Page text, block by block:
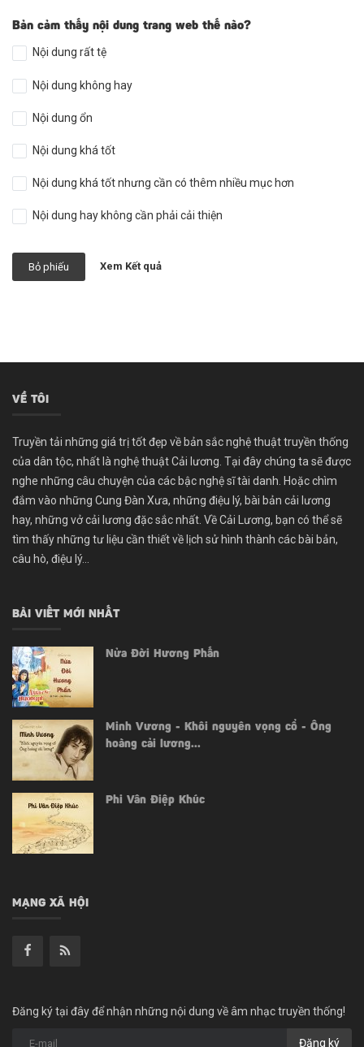
Bản cảm thấy nội dung trang web thế nào?
Nội dung rất tệ
Nội dung không hay
Nội dung ổn
Nội dung khá tốt
Nội dung khá tốt nhưng cần có thêm nhiều mục hơn
Nội dung hay không cần phải cải thiện
Bỏ phiếu Xem Kết quả
VỀ TÔI
Truyền tải những giá trị tốt đẹp về bản sắc nghệ thuật truyền thống
của dân tộc, nhất là nghệ thuật Cải lương. Tại đây chúng ta sẽ được
nghe những câu chuyện của các bậc nghệ sĩ tài danh. Hoặc chìm
đắm vào những Cung Đàn Xưa, những điệu lý, bài bản cải lương
hay, những vở cải lương đặc sắc nhất. Về Cải Lương, bạn có thể sẽ
tìm thấy những tư liệu cần thiết về lịch sử hình thành các bài bản,
câu hò, điệu lý...
BÀI VIẾT MỚI NHẤT
Nửa Đời Hương Phấn
Minh Vương - Khôi nguyên vọng cổ - Ông
hoàng cải lương...
Phi Vân Điệp Khúc
MẠNG XÃ HỘI
Đăng ký tại đây để nhận những nội dung về âm nhạc truyền thống!
Đăng ký